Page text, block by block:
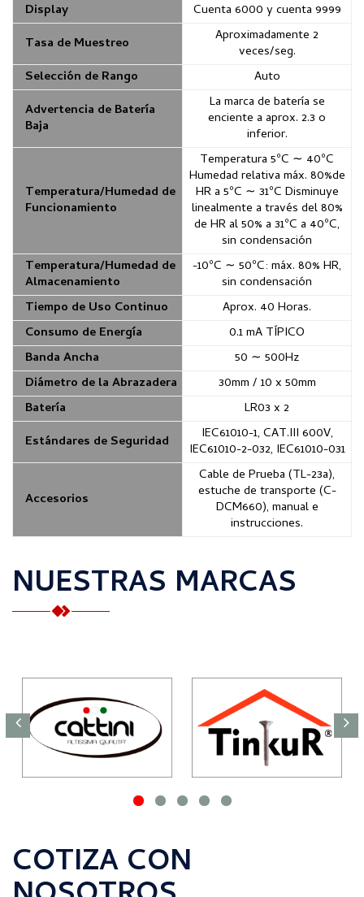
Display
Cuenta 6000 y cuenta 9999
Tasa de Muestreo
Aproximadamente 2
veces/seg.
Selección de Rango
Auto
Advertencia de Batería
Baja
La marca de batería se
enciente a aprox. 2.3 o
inferior.
Temperatura/Humedad de
Funcionamiento
Temperatura 5ºC ∼ 40ºC
Humedad relativa máx. 80%de
HR a 5ºC ∼ 31ºC Disminuye
linealmente a través del 80%
de HR al 50% a 31ºC a 40ºC,
sin condensación
Temperatura/Humedad de
Almacenamiento
-10ºC ∼ 50ºC: máx. 80% HR,
sin condensación
Tiempo de Uso Continuo
Aprox. 40 Horas.
Consumo de Energía
0.1 mA TÍPICO
Banda Ancha
50 ∼ 500Hz
Diámetro de la Abrazadera
30mm / 10 x 50mm
Batería
LR03 x 2
Estándares de Seguridad
IEC61010-1, CAT.III 600V,
IEC61010-2-032, IEC61010-031
Accesorios
Cable de Prueba (TL-23a),
estuche de transporte (C-
DCM660), manual e
instrucciones.
NUESTRAS MARCAS
COTIZA CON